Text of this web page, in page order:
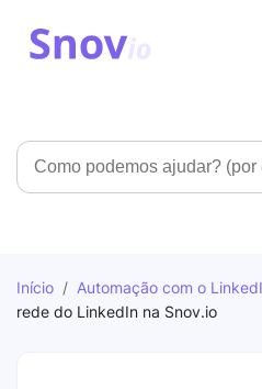
Pesquisar
Início / Automação com o
rede do LinkedIn na Snov.io